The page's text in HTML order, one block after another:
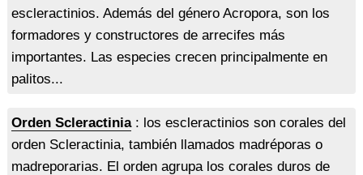
escleractinios. Además del género Acropora, son los
formadores y constructores de arrecifes más
importantes. Las especies crecen principalmente en
palitos...
Orden Scleractinia: los escleractinios son corales del
orden Scleractinia, también llamados madréporas o
madreporarias. El orden agrupa los corales duros de